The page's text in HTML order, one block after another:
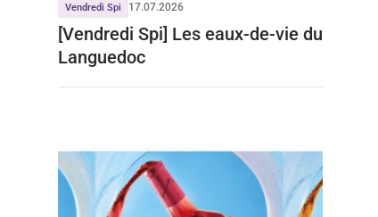
Vendredi Spi 17.07.2026
[Vendredi Spi] Les eaux-de-vie du
Languedoc